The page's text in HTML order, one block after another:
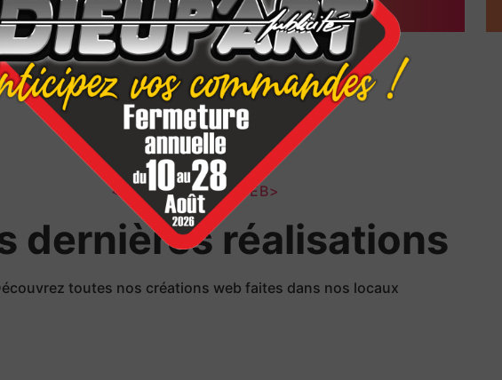
</LES PROJETS WEB>
dernières réalisations
toutes nos créations web faites dans nos locaux